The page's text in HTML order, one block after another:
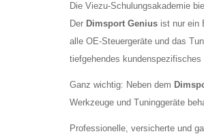
Die Viezu-Schulungsakademie
Der Dimsport Genius ist nur ein
alle OE-Steuergeräte und das
tiefgehendes
Ganz wichtig: Neben dem
Werkzeuge und Tuninggeräte
Professionelle, versicherte und